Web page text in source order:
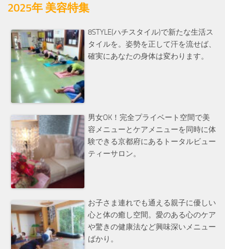
2025年 美容特集
8STYLE(ハチスタイル)で新たな生活ス
タイルを。姿勢を正して汗を流せば、
確実にあなたの身体は変わります。
男女OK！完全プライベート空間で美
容メニューとケアメニューを同時に体
験できる京都府にあるトータルビュー
ティーサロン。
お子さま連れでも通える親子に優しい
心と体の癒し空間。愛のある心のケア
や驚きの健康法など興味深いメニュー
ばかり。